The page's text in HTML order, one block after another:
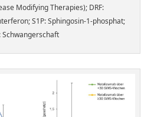
Modifying Therapies); DRF:
S1P: Sphingosin-1-phosphat;
Schwangerschaft